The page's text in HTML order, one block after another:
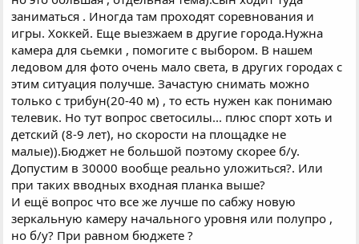
заниматься . Иногда там проходят соревнования и
игры. Хоккей. Еще выезжаем в другие города.Нужна
камера для сьемки , помогите с выбором. В нашем
ледовом для фото очень мало света, в других городах с
этим ситуация получше. Зачастую снимать можно
только с трибун(20-40 м) , то есть нужен как понимаю
телевик. Но тут вопрос светосилы... плюс спорт хоть и
детский (8-9 лет), но скорости на площадке не
малые)).Бюджет не большой поэтому скорее б/у.
Допустим в 30000 вообще реально уложиться?. Или
при таких вводных входная планка выше?
И ещё вопрос что все же лучше по сабжу новую
зеркальную камеру начального уровня или полупро ,
но б/у? При равном бюджете ?